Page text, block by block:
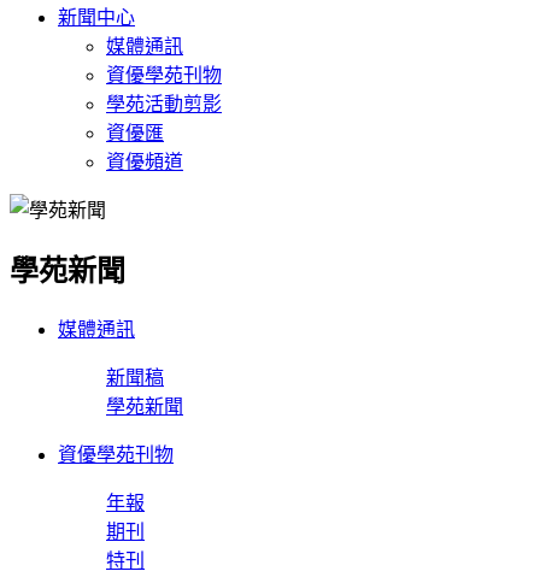
新聞中心
媒體通訊
資優學苑刊物
學苑活動剪影
資優匯
資優頻道
學苑新聞
媒體通訊
新聞稿
學苑新聞
資優學苑刊物
年報
期刊
特刊